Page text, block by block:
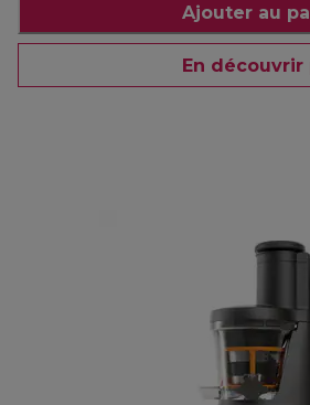
Ajouter au
En découvrir